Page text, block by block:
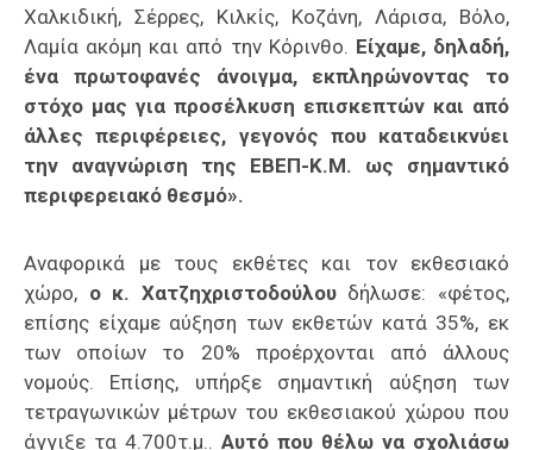
Χαλκιδική, Σέρρες, Κιλκίς, Κοζάνη, Λάρισα, Βόλο,
Λαμία ακόμη και από την Κόρινθο. Είχαμε, δηλαδή,
ένα πρωτοφανές άνοιγμα, εκπληρώνοντας το
στόχο μας για προσέλκυση επισκεπτών και από
άλλες περιφέρειες, γεγονός που καταδεικνύει
την αναγνώριση της ΕΒΕΠ-Κ.Μ. ως σημαντικό
περιφερειακό θεσμό».
Αναφορικά με τους εκθέτες και τον εκθεσιακό
χώρο, ο κ. Χατζηχριστοδούλουδήλωσε: «φέτος,
επίσης είχαμε αύξηση των εκθετών κατά 35%, εκ
των οποίων το 20% προέρχονται από άλλους
νομούς. Επίσης, υπήρξε σημαντική αύξηση των
τετραγωνικών μέτρων του εκθεσιακού χώρου που
άγγιξε τα 4.700τ.μ.. Αυτό που θέλω να σχολιάσω